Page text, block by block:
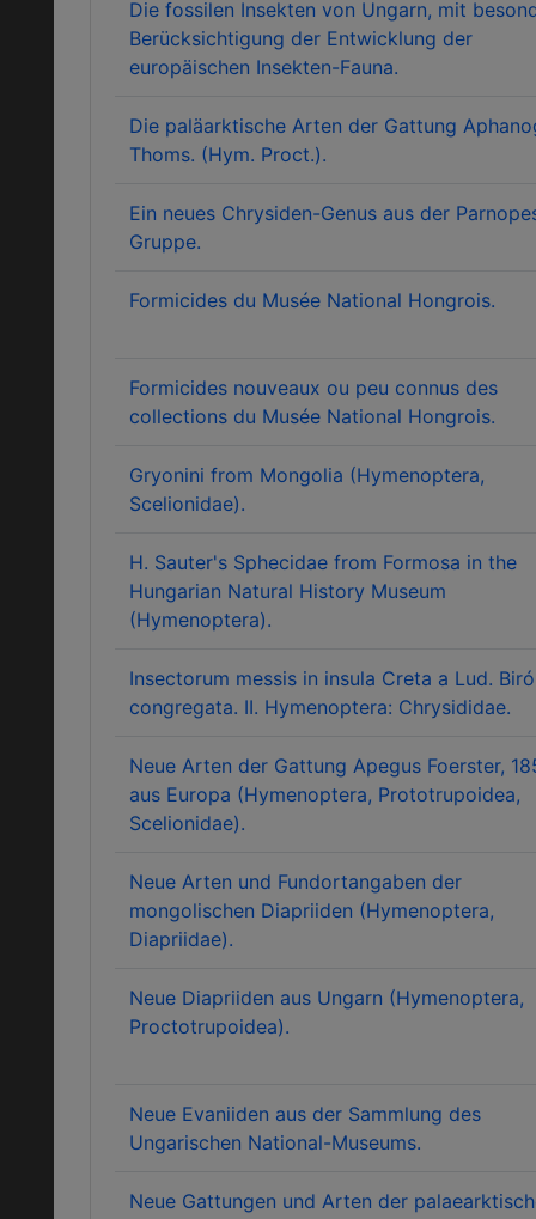
Die fossilen Insekten von Ungarn, mit
Berücksichtigung der Entwicklung der
europäischen Insekten-Fauna.
Die paläarktische Arten der Gattung
Thoms. (Hym. Proct.).
Ein neues Chrysiden-Genus aus der
Gruppe.
Formicides du Musée National Hongrois.
Formicides nouveaux ou peu connus des
collections du Musée National Hongrois.
Gryonini from Mongolia (Hymenoptera,
Scelionidae).
H. Sauter's Sphecidae from Formosa in the
Hungarian Natural History Museum
(Hymenoptera).
Insectorum messis in insula Creta a Lud. Biró
congregata. II. Hymenoptera: Chrysididae.
Neue Arten der Gattung Apegus Foerster,
aus Europa (Hymenoptera, Prototrupoidea,
Scelionidae).
Neue Arten und Fundortangaben der
mongolischen Diapriiden (Hymenoptera,
Diapriidae).
Neue Diapriiden aus Ungarn (Hymenoptera,
Proctotrupoidea).
Neue Evaniiden aus der Sammlung des
Ungarischen National-Museums.
Neue Gattungen und Arten der